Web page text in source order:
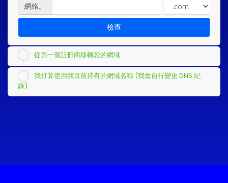
網絡。
檢查
從另一個註冊商移轉您的網域
我打算使用我目前持有的網域名稱 (我會自行變更 DNS 紀
錄)